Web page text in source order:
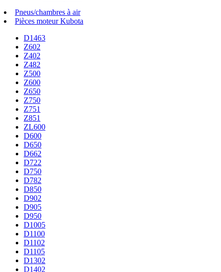
Pneus/chambres à air
Pièces moteur Kubota
D1463
Z602
Z402
Z482
Z500
Z600
Z650
Z750
Z751
Z851
ZL600
D600
D650
D662
D722
D750
D782
D850
D902
D905
D950
D1005
D1100
D1102
D1105
D1302
D1402